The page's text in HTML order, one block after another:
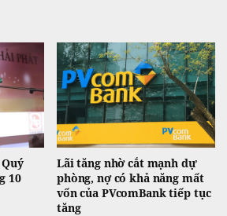
10
Lãi tăng nhờ cắt mạnh dự
phòng, nợ có khả năng mất
vốn của PVcomBank tiếp tục
tăng